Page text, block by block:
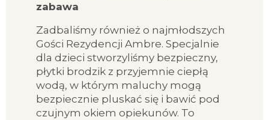
zabawa
Zadbaliśmy również o najmłodszych
Gości Rezydencji Ambre. Specjalnie
dla dzieci stworzyliśmy bezpieczny,
płytki brodzik z przyjemnie ciepłą
wodą, w którym maluchy mogą
bezpiecznie pluskać się i bawić pod
czujnym okiem opiekunów. To